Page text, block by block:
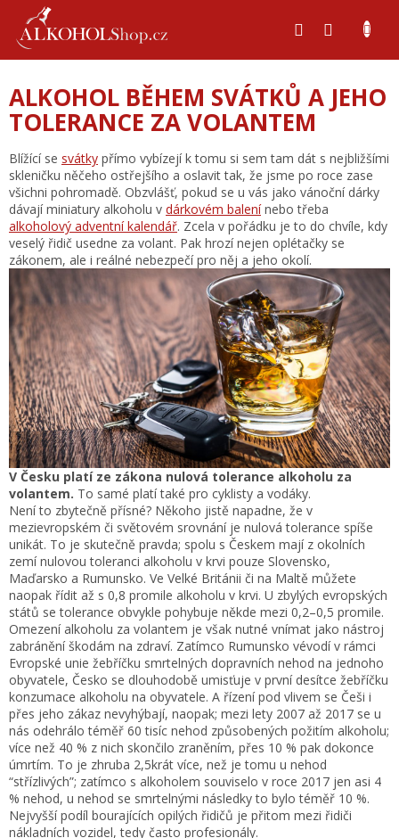
obsah
ALKOHOL BĚHEM SVÁTKŮ A JEHO
TOLERANCE ZA VOLANTEM
Blížící se svátky přímo vybízejí k tomu si sem tam dát s nejbližšími
skleničku něčeho ostřejšího a oslavit tak, že jsme po roce zase
všichni pohromadě. Obzvlášť, pokud se u vás jako vánoční dárky
dávají miniatury alkoholu v dárkovém balenínebo třeba
alkoholový adventní kalendář. Zcela v pořádku je to do chvíle, kdy
veselý řidič usedne za volant. Pak hrozí nejen oplétačky se
zákonem, ale i reálné nebezpečí pro něj a jeho okolí.
V Česku platí ze zákona nulová tolerance alkoholu za
volantem. To samé platí také pro cyklisty a vodáky.
Není to zbytečně přísné? Někoho jistě napadne, že v
mezievropském či světovém srovnání je nulová tolerance spíše
unikát. To je skutečně pravda; spolu s Českem mají z okolních
zemí nulovou toleranci alkoholu v krvi pouze Slovensko,
Maďarsko a Rumunsko. Ve Velké Británii či na Maltě můžete
naopak řídit až s 0,8 promile alkoholu v krvi. U zbylých evropských
států se tolerance obvykle pohybuje někde mezi 0,2–0,5 promile.
Omezení alkoholu za volantem je však nutné vnímat jako nástroj
zabránění škodám na zdraví. Zatímco Rumunsko vévodí v rámci
Evropské unie žebříčku smrtelných dopravních nehod na jednoho
obyvatele, Česko se dlouhodobě umisťuje v první desítce žebříčku
konzumace alkoholu na obyvatele. A řízení pod vlivem se Češi i
přes jeho zákaz nevyhýbají, naopak; mezi lety 2007 až 2017 se u
nás odehrálo téměř 60 tisíc nehod způsobených požitím alkoholu;
více než 40 % z nich skončilo zraněním, přes 10 % pak dokonce
úmrtím. To je zhruba 2,5krát více, než je tomu u nehod
“střízlivých”; zatímco s alkoholem souviselo v roce 2017 jen asi 4
% nehod, u nehod se smrtelnými následky to bylo téměř 10 %.
Nejvyšší podíl bourajících opilých řidičů je přitom mezi řidiči
nákladních vozidel, tedy často profesionály.